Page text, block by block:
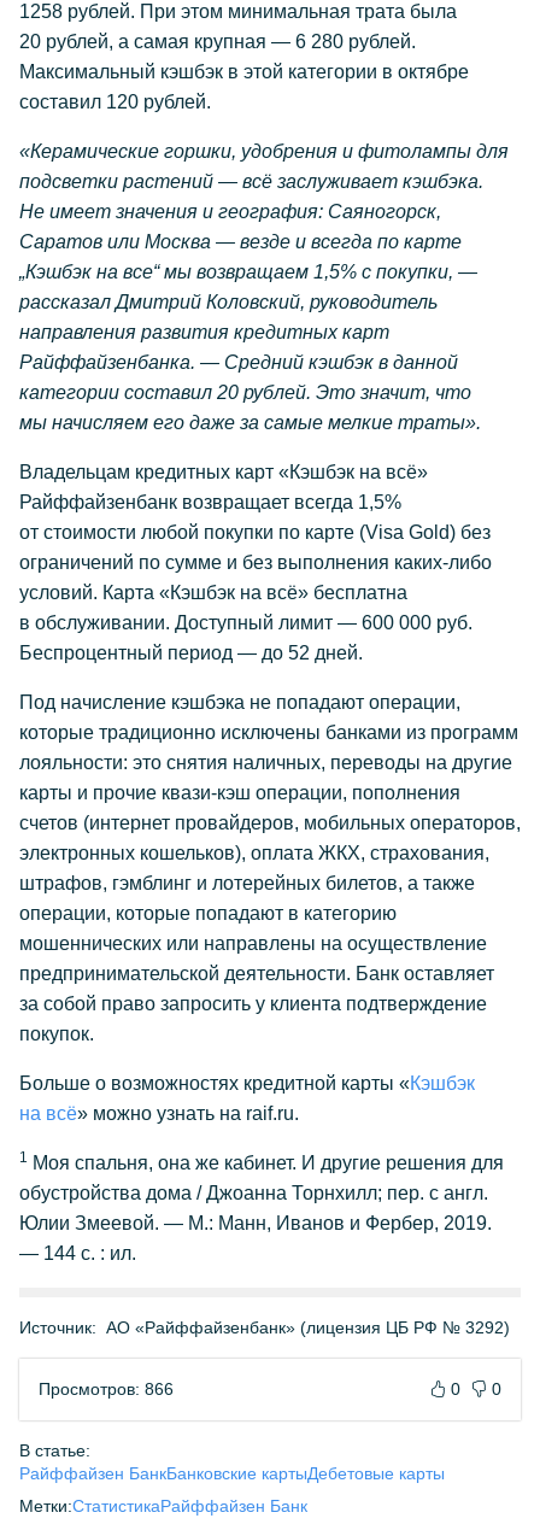
1258 рублей. При этом минимальная трата была
20 рублей, а самая крупная — 6 280 рублей.
Максимальный кэшбэк в этой категории в октябре
составил 120 рублей.
«Керамические горшки, удобрения и фитолампы для
подсветки растений — всё заслуживает кэшбэка.
Не имеет значения и география: Саяногорск,
Саратов или Москва — везде и всегда по карте
„Кэшбэк на все“ мы возвращаем 1,5% с покупки, —
рассказал Дмитрий Коловский, руководитель
направления развития кредитных карт
Райффайзенбанка. — Средний кэшбэк в данной
категории составил 20 рублей. Это значит, что
мы начисляем его даже за самые мелкие траты».
Владельцам кредитных карт «Кэшбэк на всё»
Райффайзенбанк возвращает всегда 1,5%
от стоимости любой покупки по карте (Visa Gold) без
ограничений по сумме и без выполнения каких-либо
условий. Карта «Кэшбэк на всё» бесплатна
в обслуживании. Доступный лимит — 600 000 руб.
Беспроцентный период — до 52 дней.
Под начисление кэшбэка не попадают операции,
которые традиционно исключены банками из программ
лояльности: это снятия наличных, переводы на другие
карты и прочие квази-кэш операции, пополнения
счетов (интернет провайдеров, мобильных операторов,
электронных кошельков), оплата ЖКХ, страхования,
штрафов, гэмблинг и лотерейных билетов, а также
операции, которые попадают в категорию
мошеннических или направлены на осуществление
предпринимательской деятельности. Банк оставляет
за собой право запросить у клиента подтверждение
покупок.
Больше о возможностях кредитной карты «Кэшбэк
на всё» можно узнать на raif.ru.
1 Моя спальня, она же кабинет. И другие решения для
обустройства дома / Джоанна Торнхилл; пер. с англ.
Юлии Змеевой. — М.: Манн, Иванов и Фербер, 2019.
— 144 с. : ил.
Источник: АО «Райффайзенбанк» (лицензия ЦБ РФ № 3292)
Просмотров: 866 0 0
В статье:
Райффайзен БанкБанковские картыДебетовые карты
Метки:СтатистикаРайффайзен Банк